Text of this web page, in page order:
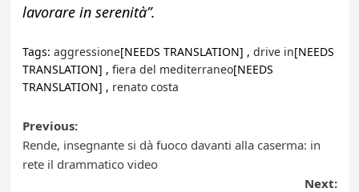
lavorare in serenità”.
Tags: aggressione[NEEDS TRANSLATION] , drive in[NEEDS
TRANSLATION] , fiera del mediterraneo[NEEDS
TRANSLATION] , renato costa
Post
navigation
Previous:
Rende, insegnante si dà fuoco davanti alla caserma: in
rete il drammatico video
Next: